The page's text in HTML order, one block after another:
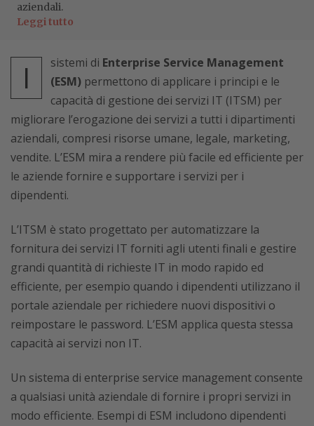
aziendali.
Leggi tutto
I sistemi di Enterprise Service Management
(ESM) permettono di applicare i principi e le
capacità di gestione dei servizi IT (ITSM) per
migliorare l’erogazione dei servizi a tutti i dipartimenti
aziendali, compresi risorse umane, legale, marketing,
vendite. L’ESM mira a rendere più facile ed efficiente per
le aziende fornire e supportare i servizi per i
dipendenti.
L’ITSM è stato progettato per automatizzare la
fornitura dei servizi IT forniti agli utenti finali e gestire
grandi quantità di richieste IT in modo rapido ed
efficiente, per esempio quando i dipendenti utilizzano il
portale aziendale per richiedere nuovi dispositivi o
reimpostare le password. L’ESM applica questa stessa
capacità ai servizi non IT.
Un sistema di enterprise service management consente
a qualsiasi unità aziendale di fornire i propri servizi in
modo efficiente. Esempi di ESM includono dipendenti